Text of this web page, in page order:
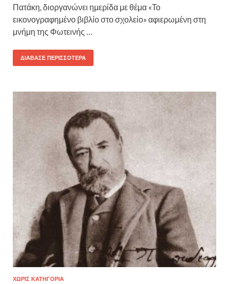
Πατάκη, διοργανώνει ημερίδα με θέμα «Το
εικονογραφημένο βιβλίο στο σχολείο» αφιερωμένη στη
μνήμη της Φωτεινής …
ΔΙΆΒΑΣΕ ΠΕΡΙΣΣΌΤΕΡΑ
ΧΩΡΊΣ ΚΑΤΗΓΟΡΊΑ